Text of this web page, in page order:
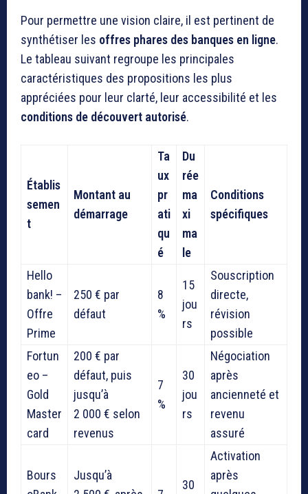
Pour permettre une vision claire, il est pertinent de
synthétiser les offres phares des banques en ligne.
Le tableau suivant regroupe les principales
caractéristiques des propositions les plus
appréciées pour leur clarté, leur accessibilité et les
conditions de découvert autorisé.
Établis
semen
t
Montant au
démarrage
Ta
ux
pr
ati
qu
é
Du
rée
ma
xi
ma
le
Conditions
spécifiques
Hello
bank! –
Offre
Prime
250 € par
défaut
8
%
15
jou
rs
Souscription
directe,
révision
possible
Fortun
eo –
Gold
Master
card
200 € par
défaut, puis
jusqu’à
2 000 € selon
revenus
7
%
30
jou
rs
Négociation
après
ancienneté et
revenu
assuré
Bours
Jusqu’à
30
Activation
après